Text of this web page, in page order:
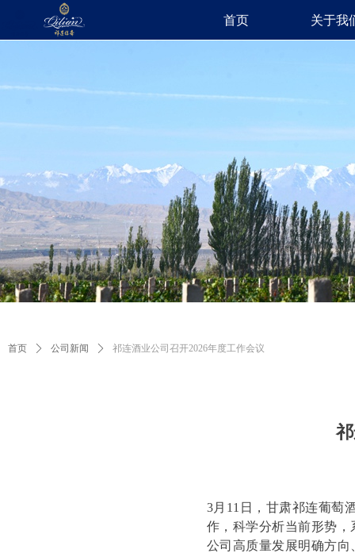
首页 关于我
3月11日，甘肃祁连葡萄
作，科学分析当前形势
公司高质量发展明确方
首页 ꄲ 公司新闻 ꄲ 祁连酒业公司召开2026年度工作会议